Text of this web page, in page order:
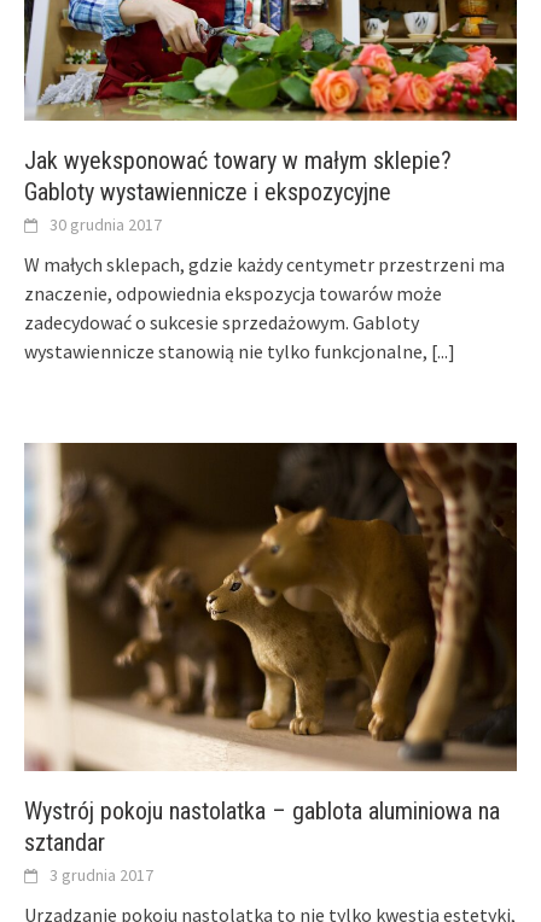
Jak wyeksponować towary w małym sklepie?
Gabloty wystawiennicze i ekspozycyjne
30 grudnia 2017
W małych sklepach, gdzie każdy centymetr przestrzeni ma
znaczenie, odpowiednia ekspozycja towarów może
zadecydować o sukcesie sprzedażowym. Gabloty
wystawiennicze stanowią nie tylko funkcjonalne, [...]
Wystrój pokoju nastolatka – gablota aluminiowa na
sztandar
3 grudnia 2017
Urządzanie pokoju nastolatka to nie tylko kwestia estetyki,